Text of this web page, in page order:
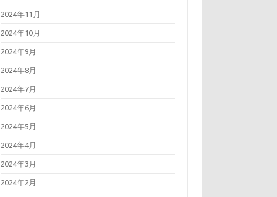
2024年11月
2024年10月
2024年9月
2024年8月
2024年7月
2024年6月
2024年5月
2024年4月
2024年3月
2024年2月